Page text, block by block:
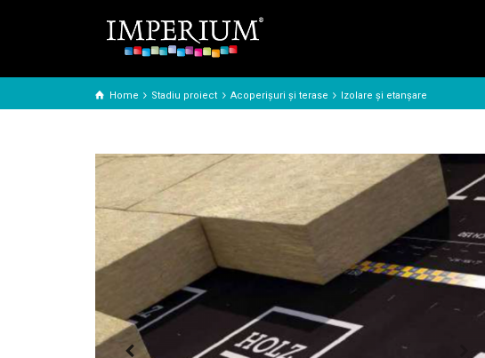
Home Stadiu proiect Acoperișuri și terase Izolare și etanșare